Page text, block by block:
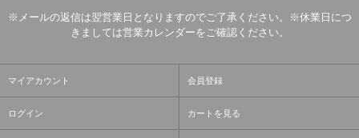
※メールの返信は翌営業日となりますのでご了承ください。※休業日につ
きましては営業カレンダーをご確認ください。
マイアカウント 会員登録
ログイン カートを見る